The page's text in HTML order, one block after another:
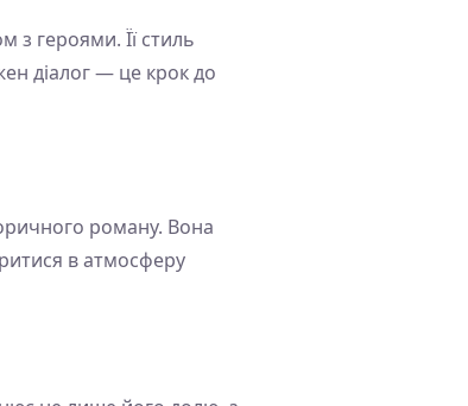
героями. Її стиль
діалог — це крок до
роману. Вона
в атмосферу